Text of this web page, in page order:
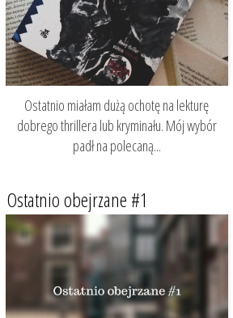
Ostatnio miałam dużą ochotę na lekturę
dobrego thrillera lub kryminału. Mój wybór
padł na polecaną...
Ostatnio obejrzane #1